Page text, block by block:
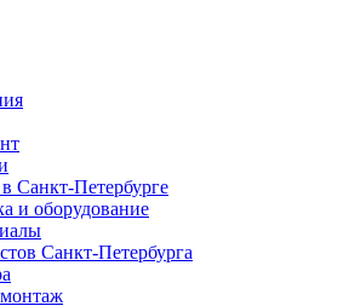
Санкт-Петербурге
и оборудование
Санкт-Петербурга